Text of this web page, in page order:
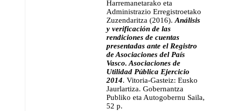
Harremanetarako eta
Administrazio Erregistroetako
Zuzendaritza (2016). Análisis
y verificación de las
rendiciones de cuentas
presentadas ante el Registro
de Asociaciones del País
Vasco. Asociaciones de
Utilidad Pública Ejercicio
2014. Vitoria-Gasteiz: Eusko
Jaurlartiza. Gobernantza
Publiko eta Autogobernu Saila,
52 p.